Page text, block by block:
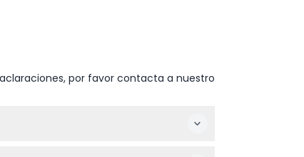
por favor contacta a nuestro